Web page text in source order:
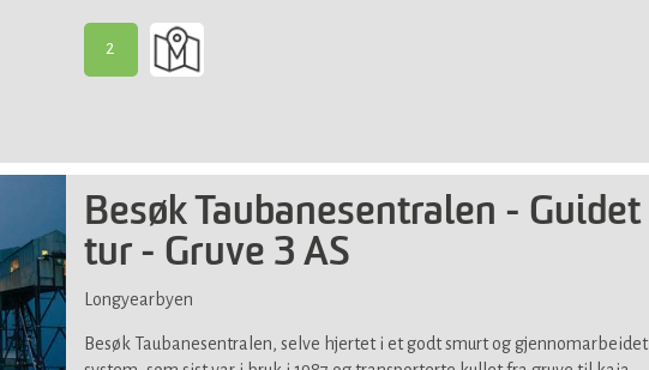
2
-
fleste
Besøk Taubanesentralen - Guidet
tur - Gruve 3 AS
Longyearbyen
Besøk Taubanesentralen, selve hjertet i et godt smurt og gjennomarbeidet